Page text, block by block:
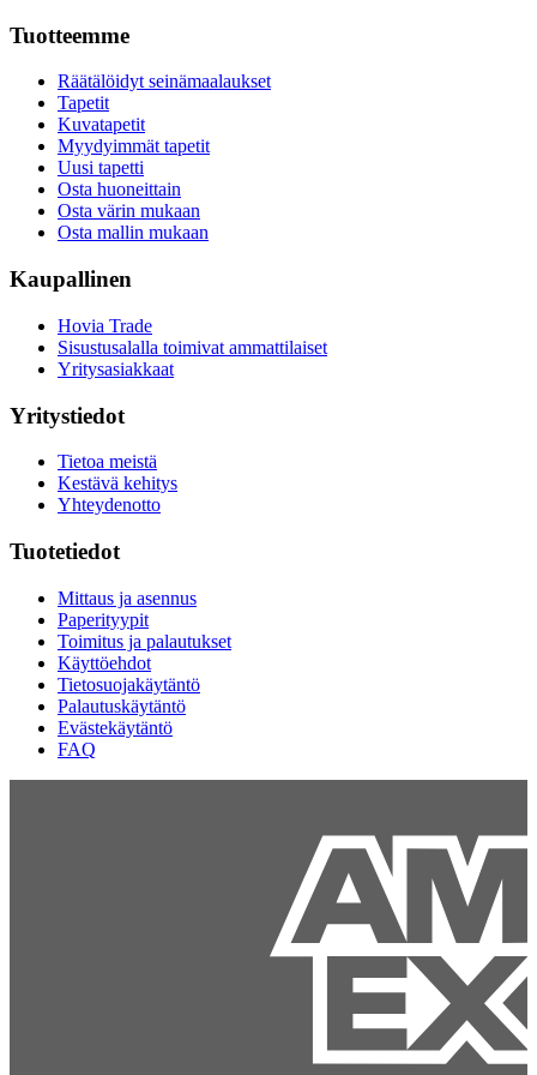
Tuotteemme
Räätälöidyt seinämaalaukset
Tapetit
Kuvatapetit
Myydyimmät tapetit
Uusi tapetti
Osta huoneittain
Osta värin mukaan
Osta mallin mukaan
Kaupallinen
Hovia Trade
Sisustusalalla toimivat ammattilaiset
Yritysasiakkaat
Yritystiedot
Tietoa meistä
Kestävä kehitys
Yhteydenotto
Tuotetiedot
Mittaus ja asennus
Paperityypit
Toimitus ja palautukset
Käyttöehdot
Tietosuojakäytäntö
Palautuskäytäntö
Evästekäytäntö
FAQ